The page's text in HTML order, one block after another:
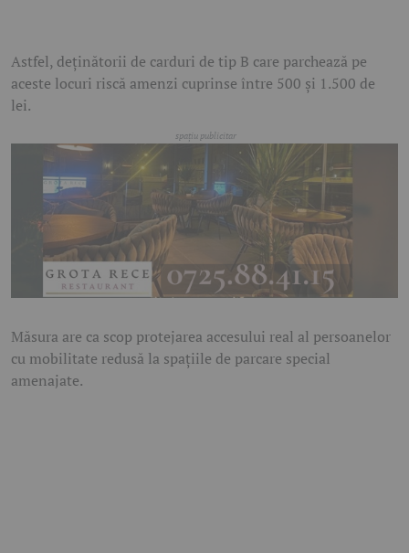
Astfel, deținătorii de carduri de tip B care parchează pe
aceste locuri riscă amenzi cuprinse între 500 și 1.500 de
lei.
Măsura are ca scop protejarea accesului real al persoanelor
cu mobilitate redusă la spațiile de parcare special
amenajate.